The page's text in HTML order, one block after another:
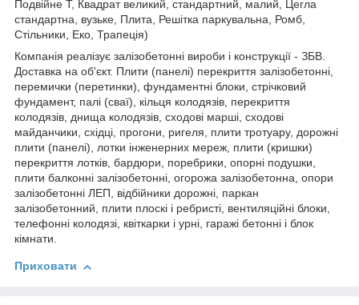
Подвійне Т, Квадрат великий, стандартний, малий, Цегла
стандартна, вузьке, Плита, Решітка паркувальна, Ромб,
Стільники, Еко, Трапеція)
Компанія реалізує залізобетонні вироби і конструкції - ЗБВ.
Доставка на об'єкт. Плити (панелі) перекриття залізобетонні,
перемички (перетинки), фундаментні блоки, стрічковий
фундамент, палі (сваї), кільця колодязів, перекриття
колодязів, днища колодязів, сходові марші, сходові
майданчики, східці, прогони, ригеля, плити тротуару, дорожні
плити (панелі), лотки інженерних мереж, плити (кришки)
перекриття лотків, бардюри, поребрики, опорні подушки,
плити балконні залізобетонні, огорожа залізобетонна, опори
залізобетонні ЛЕП, відбійники дорожні, паркан
залізобетонний, плити плоскі і ребристі, вентиляційні блоки,
телефонні колодязі, квіткарки і урні, гаражі бетонні і блок
кімнати.
Приховати